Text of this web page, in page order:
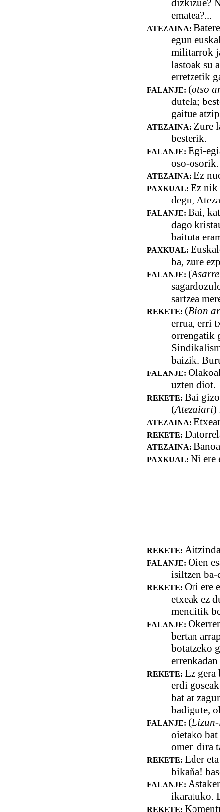
dizkizue?
ematea?...
ATEZAINA:
egun
militarrok
lastoak su
erretzetik
FALANJE: (otso
dutela;
gaitue
ATEZAINA: Zure
besterik.
FALANJE: Egi-
oso-osorik.
ATEZAINA: Ez
PAXKUAL: Ez nik
degu,
FALANJE: Bai,
dago
baituta
PAXKUAL:
ba, zure
FALANJE: (
sartzea
REKETE: (Bion
errua, erri
orrengatik
baizik.
FALANJE:
uzten diot.
REKETE: Bai
(Atezaiari)
ATEZAINA:
REKETE:
ATEZAINA:
PAXKUAL: Ni ere
REKETE:
FALANJE: Oien
isiltzen ba-
REKETE: Ori ere
etxeak ez
menditik
FALANJE:
bertan
botatzeko
REKETE: Ez gera
erdi
bat ar
badigute,
FALANJE: (
oietako
omen dira
REKETE: Eder
bikaña!
FALANJE:
ikaratuko.
REKETE: